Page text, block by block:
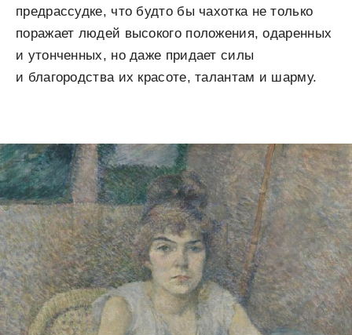
предрассудке, что будто бы чахотка не только
поражает людей высокого положения, одаренных
и утонченных, но даже придает силы
и благородства их красоте, талантам и шарму.